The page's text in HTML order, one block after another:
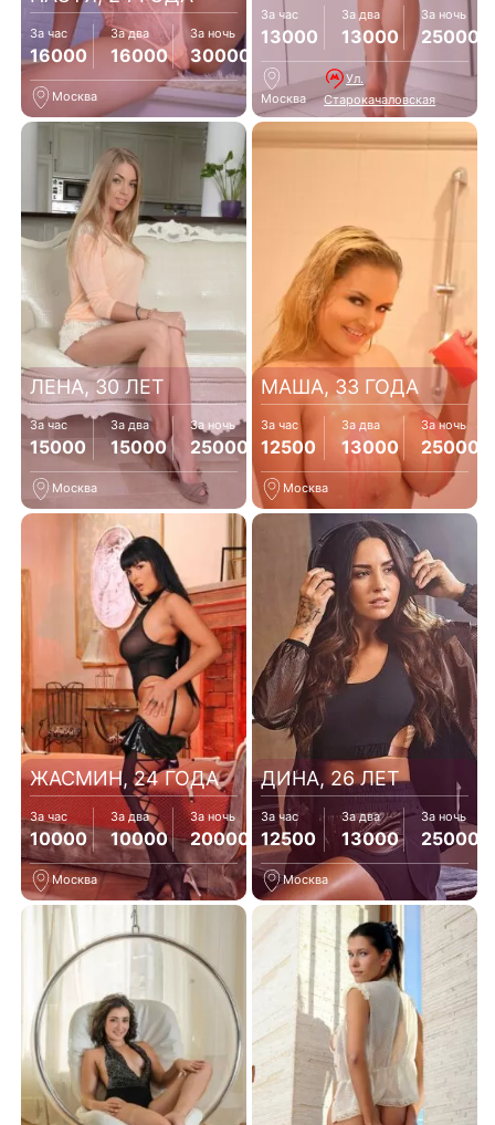
За час
16000
За два
16000
За ночь
30000
Москва
За час
13000
За два
13000
За ночь
25000
Москва
Ул.
Старокачаловская
ЛЕНА, 30 ЛЕТ
За час
15000
За два
15000
За ночь
25000
Москва
МАША, 33 ГОДА
За час
12500
За два
13000
За ночь
25000
Москва
ЖАСМИН, 24 ГОДА
За час
10000
За два
10000
За ночь
20000
Москва
ДИНА, 26 ЛЕТ
За час
12500
За два
13000
За ночь
25000
Москва